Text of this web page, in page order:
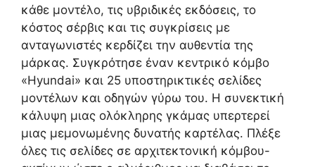
κάθε μοντέλο, τις υβριδικές εκδόσεις, το
κόστος σέρβις και τις συγκρίσεις με
ανταγωνιστές κερδίζει την αυθεντία της
μάρκας. Συγκρότησε έναν κεντρικό κόμβο
«Hyundai» και 25 υποστηρικτικές σελίδες
μοντέλων και οδηγών γύρω του. Η συνεκτική
κάλυψη μιας ολόκληρης γκάμας υπερτερεί
μιας μεμονωμένης δυνατής καρτέλας. Πλέξε
όλες τις σελίδες σε αρχιτεκτονική κόμβου-